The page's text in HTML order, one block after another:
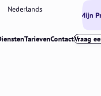
TarievenContactVraag
Nederlands
Mijn